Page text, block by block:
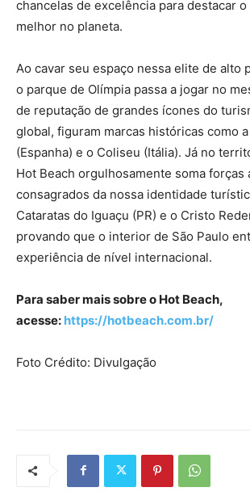
chancelas de excelência para destacar o
melhor no planeta.
Ao cavar seu espaço nessa elite de alto
o parque de Olímpia passa a jogar no
de reputação de grandes ícones do
global, figuram marcas históricas como
(Espanha) e o Coliseu (Itália). Já no
Hot Beach orgulhosamente soma forças
consagrados da nossa identidade
Cataratas do Iguaçu (PR) e o Cristo
provando que o interior de São Paulo
experiência de nível internacional.
Para saber mais sobre o Hot Beach,
acesse: https://hotbeach.com.br/
Foto Crédito: Divulgação